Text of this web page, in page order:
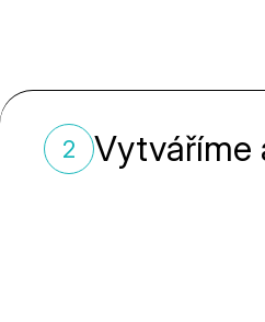
2 Vytváříme